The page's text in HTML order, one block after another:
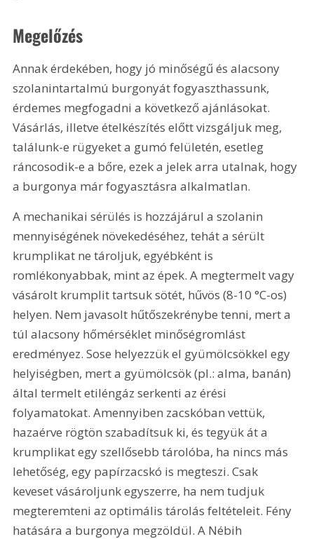
Megelőzés
Annak érdekében, hogy jó minőségű és alacsony
szolanintartalmú burgonyát fogyaszthassunk,
érdemes megfogadni a következő ajánlásokat.
Vásárlás, illetve ételkészítés előtt vizsgáljuk meg,
találunk-e rügyeket a gumó felületén, esetleg
ráncosodik-e a bőre, ezek a jelek arra utalnak, hogy
a burgonya már fogyasztásra alkalmatlan.
A mechanikai sérülés is hozzájárul a szolanin
mennyiségének növekedéséhez, tehát a sérült
krumplikat ne tároljuk, egyébként is
romlékonyabbak, mint az épek. A megtermelt vagy
vásárolt krumplit tartsuk sötét, hűvös (8-10 °C-os)
helyen. Nem javasolt hűtőszekrénybe tenni, mert a
túl alacsony hőmérséklet minőségromlást
eredményez. Sose helyezzük el gyümölcsökkel egy
helyiségben, mert a gyümölcsök (pl.: alma, banán)
által termelt etiléngáz serkenti az érési
folyamatokat. Amennyiben zacskóban vettük,
hazaérve rögtön szabadítsuk ki, és tegyük át a
krumplikat egy szellősebb tárolóba, ha nincs más
lehetőség, egy papírzacskó is megteszi. Csak
keveset vásároljunk egyszerre, ha nem tudjuk
megteremteni az optimális tárolás feltételeit. Fény
hatására a burgonya megzöldül. A Nébih